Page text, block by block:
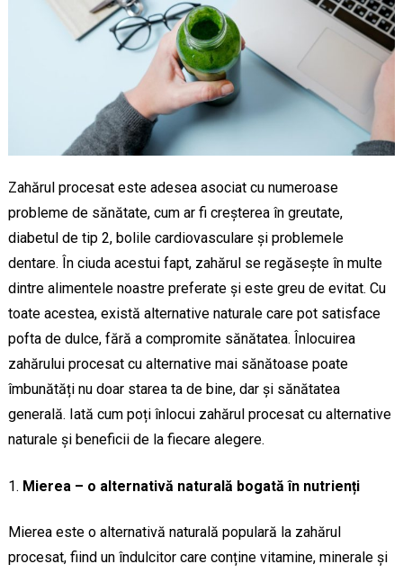
Zahărul procesat este adesea asociat cu numeroase
probleme de sănătate, cum ar fi creșterea în greutate,
diabetul de tip 2, bolile cardiovasculare și problemele
dentare. În ciuda acestui fapt, zahărul se regăsește în multe
dintre alimentele noastre preferate și este greu de evitat. Cu
toate acestea, există alternative naturale care pot satisface
pofta de dulce, fără a compromite sănătatea. Înlocuirea
zahărului procesat cu alternative mai sănătoase poate
îmbunătăți nu doar starea ta de bine, dar și sănătatea
generală. Iată cum poți înlocui zahărul procesat cu alternative
naturale și beneficii de la fiecare alegere.
Mierea – o alternativă naturală bogată în nutrienți
Mierea este o alternativă naturală populară la zahărul
procesat, fiind un îndulcitor care conține vitamine, minerale și